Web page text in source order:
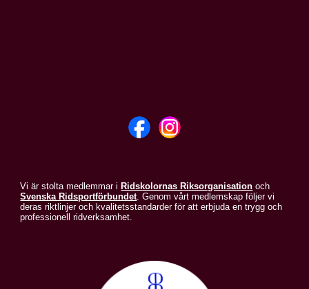
Vi är stolta medlemmar i Ridskolornas Riksorganisation och
Svenska Ridsportförbundet. Genom vårt medlemskap följer vi
deras riktlinjer och kvalitetsstandarder för att erbjuda en trygg och
professionell ridverksamhet.